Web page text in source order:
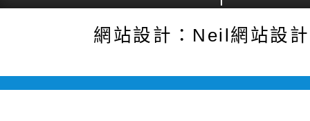
網站設計：Neil網站設